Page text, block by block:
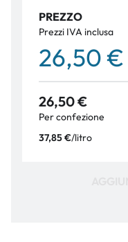
PREZZO
Prezzi IVA inclusa
26,50 €
26,50 €
Per confezione
37,85 €/litro